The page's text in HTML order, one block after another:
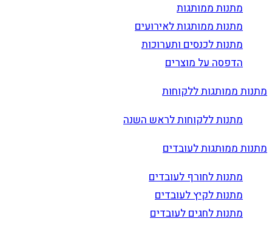
מתנות ממותגות
מתנות ממותגות לאירועים
מתנות לכנסים ותערוכות
הדפסה על מוצרים
מתנות ממותגות ללקוחות
מתנות ללקוחות לראש השנה
מתנות ממותגות לעובדים
מתנות לחורף לעובדים
מתנות לקיץ לעובדים
מתנות לחגים לעובדים